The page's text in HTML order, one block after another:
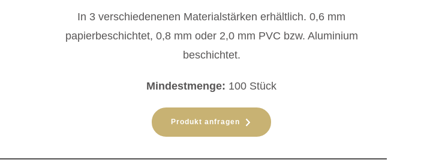
In 3 verschiedenenen Materialstärken erhältlich. 0,6 mm
papierbeschichtet, 0,8 mm oder 2,0 mm PVC bzw. Aluminium
beschichtet.
Mindestmenge: 100 Stück
Produkt anfragen